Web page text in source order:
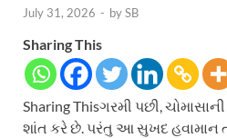
July 31, 2026 - bySB
Sharing This
Sharing Thisગરમી પછી,
શાંત કરે છે. પરંતુ આ સુખદ હવામાન